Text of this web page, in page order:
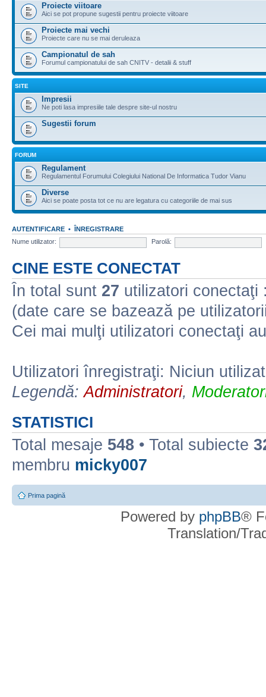
Proiecte viitoare
Aici se pot propune sugestii pentru proiecte viitoare
Proiecte mai vechi
Proiecte care nu se mai deruleaza
Campionatul de sah
Forumul campionatului de sah CNITV - detalii & stuff
SITE
Impresii
Ne poti lasa impresiile tale despre site-ul nostru
Sugestii forum
FORUM
Regulament
Regulamentul Forumului Colegiului National De Informatica Tudor Vianu
Diverse
Aici se poate posta tot ce nu are legatura cu categoriile de mai sus
AUTENTIFICARE • ÎNREGISTRARE
Nume utilizator:
Parolă:
CINE ESTE CONECTAT
În total sunt 27 utilizatori conectaţi
(date care se bazează pe
Cei mai mulţi utilizatori conectaţi
Utilizatori înregistraţi: Niciun
Legendă:Administratori,
STATISTICI
Total mesaje 548 • Total subiecte
membru micky007
Prima pagină
Powered by phpBB®
Translation/